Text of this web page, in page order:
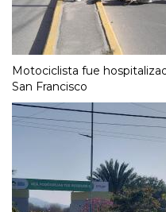
Motociclista fue
San Francisco